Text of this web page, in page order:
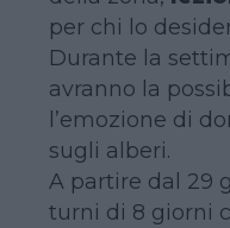
per chi lo
Durante la
avranno la
l’emozione di
sugli alberi.
A partire dal 29
turni di 8 giorni